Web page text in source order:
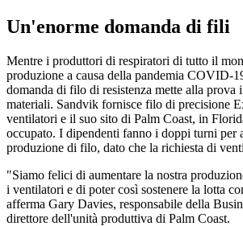
Un'enorme domanda di fili
Mentre i produttori di respiratori di tutto il
produzione a causa della pandemia COVID-
domanda di filo di resistenza mette alla prova
materiali. Sandvik fornisce filo di precisione
ventilatori e il suo sito di Palm Coast, in
occupato. I dipendenti fanno i doppi turni per
produzione di filo, dato che la richiesta di
"Siamo felici di aumentare la nostra
i ventilatori e di poter così sostenere la lotta
afferma Gary Davies, responsabile della
direttore dell'unità produttiva di Palm Coast.